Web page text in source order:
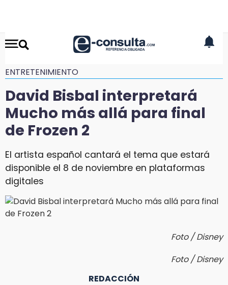
ENTRETENIMIENTO
David Bisbal interpretará
Mucho más allá para final
de Frozen 2
El artista español cantará el tema que estará
disponible el 8 de noviembre en plataformas
digitales
Foto / Disney
Foto / Disney
REDACCIÓN